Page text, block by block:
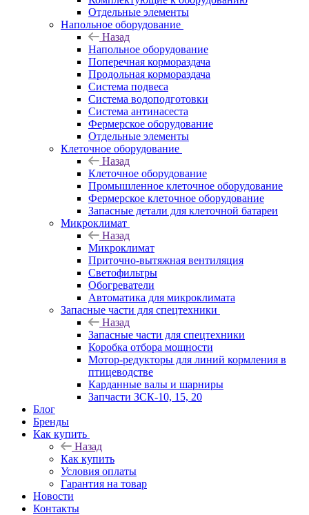
Отдельные элементы
Напольное оборудование
Назад
Напольное оборудование
Поперечная кормораздача
Продольная кормораздача
Система подвеса
Система водоподготовки
Система антинасеста
Фермерское оборудование
Отдельные элементы
Клеточное оборудование
Назад
Клеточное оборудование
Промышленное клеточное оборудование
Фермерское клеточное оборудование
Запасные детали для клеточной батареи
Микроклимат
Назад
Микроклимат
Приточно-вытяжная вентиляция
Светофильтры
Обогреватели
Автоматика для микроклимата
Запасные части для спецтехники
Назад
Запасные части для спецтехники
Коробка отбора мощности
Мотор-редукторы для линий кормления в
птицеводстве
Карданные валы и шарниры
Запчасти ЗСК-10, 15, 20
Блог
Бренды
Как купить
Назад
Как купить
Условия оплаты
Гарантия на товар
Новости
Контакты